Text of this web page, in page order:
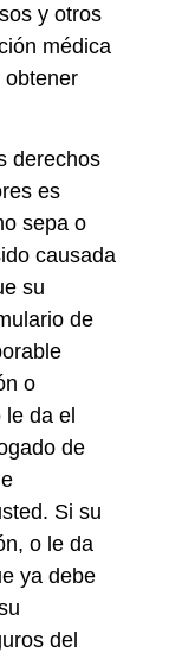
y otros
médica
obtener
derechos
es
sepa o
causada
su
de
o
da el
de
Si su
o le da
ya debe
del